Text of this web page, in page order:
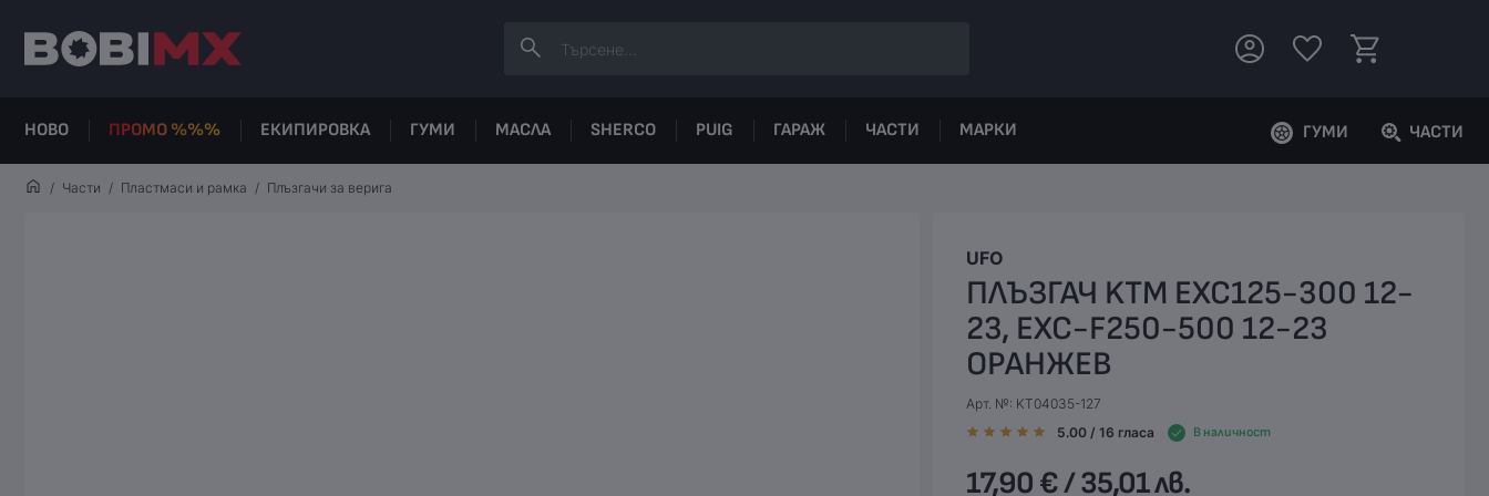
НОВО ПРОМО %%% ЕКИПИРОВКА ГУМИ МАСЛА SHERCO PUIG ГАРАЖ ЧАСТИ МАРКИ ГУМИ ЧАСТИ
Части Пластмаси и рамка Плъзгачи за верига
UFO
ПЛЪЗГАЧ KTM EXC125-300 12-
23, EXC-F250-500 12-23
ОРАНЖЕВ
Арт. №: KT04035-127
5.00 / 16 гласа В наличност
17,90 € / 35,01 лв.